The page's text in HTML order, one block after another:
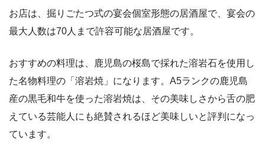
お店は、掘りごたつ式の宴会個室形態の居酒屋で、宴会の
最大人数は70人まで許容可能な居酒屋です。
おすすめの料理は、鹿児島の桜島で採れた溶岩石を使用し
た名物料理の「溶岩焼」になります。A5ランクの鹿児島
産の黒毛和牛を使った溶岩焼は、その美味しさから舌の肥
えている芸能人にも絶賛されるほど美味しいと評判になっ
ています。